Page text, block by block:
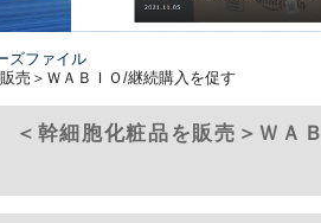
ズファイル
売＞ＷＡＢＩＯ/継続購入を促す
幹細胞化粧品を販売＞ＷＡＢ